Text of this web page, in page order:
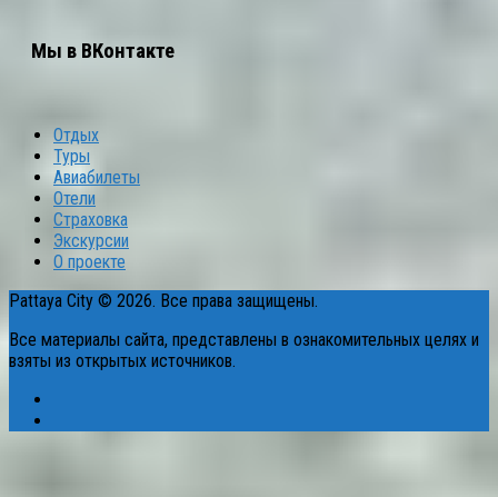
Мы в ВКонтакте
Отдых
Туры
Авиабилеты
Отели
Страховка
Экскурсии
О проекте
Pattaya City © 2026. Все права защищены.
Все материалы сайта, представлены в ознакомительных целях и
взяты из открытых источников.